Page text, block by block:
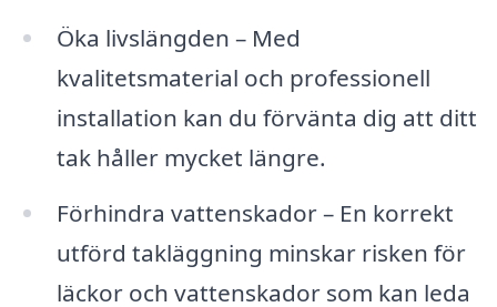
Öka livslängden – Med
kvalitetsmaterial och professionell
installation kan du förvänta dig att ditt
tak håller mycket längre.
Förhindra vattenskador – En korrekt
utförd takläggning minskar risken för
läckor och vattenskador som kan leda